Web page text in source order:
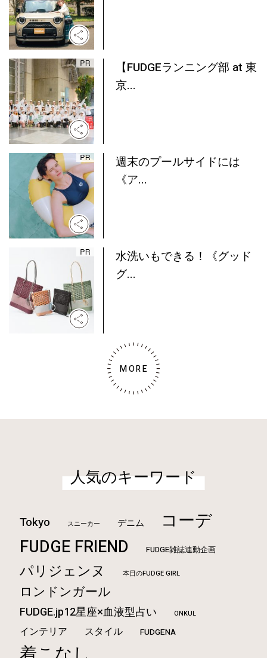
【FUDGEランニング部 at 東
京...
週末のプールサイドには
《ア...
水洗いもできる！《グッド
グ...
MORE
人気のキーワード
Tokyo スニーカー デニム
コーデ
FUDGE FRIEND
FUDGE雑誌連動企画
パリジェンヌ 本日のFUDGE GIRL
ロンドンガール
FUDGE.jp12星座×血液型占い ONKUL
インテリア スタイル FUDGENA